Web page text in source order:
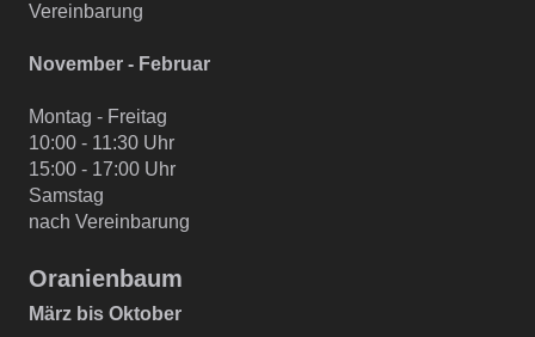
Vereinbarung
November - Februar
Montag - Freitag
10:00 - 11:30 Uhr
15:00 - 17:00 Uhr
Samstag
nach Vereinbarung
Oranienbaum
März bis Oktober